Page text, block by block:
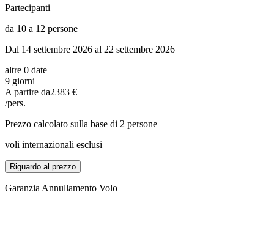
Partecipanti
da 10 a 12 persone
Dal 14 settembre 2026 al 22 settembre 2026
altre 0 date
9 giorni
A partire da2383 €
/pers.
Prezzo calcolato sulla base di 2 persone
voli internazionali esclusi
Riguardo al prezzo
Garanzia Annullamento Volo